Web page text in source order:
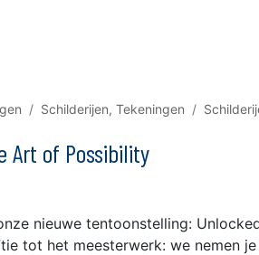
Schilderijen, Tekeningen
Art of Possibility
nieuwe tentoonstelling:
tot het meesterwerk: we nemen